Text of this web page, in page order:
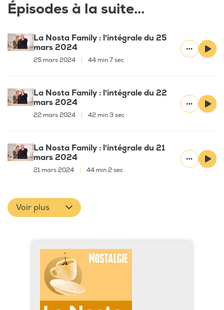
Épisodes à la suite...
La Nosta Family : l'intégrale du 25
mars 2024
25 mars 2024 44 min 7 sec
La Nosta Family : l'intégrale du 22
mars 2024
22 mars 2024 42 min 3 sec
La Nosta Family : l'intégrale du 21
mars 2024
21 mars 2024 44 min 2 sec
Voir plus